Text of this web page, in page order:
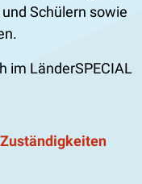
Schülern sowie
im LänderSPECIAL